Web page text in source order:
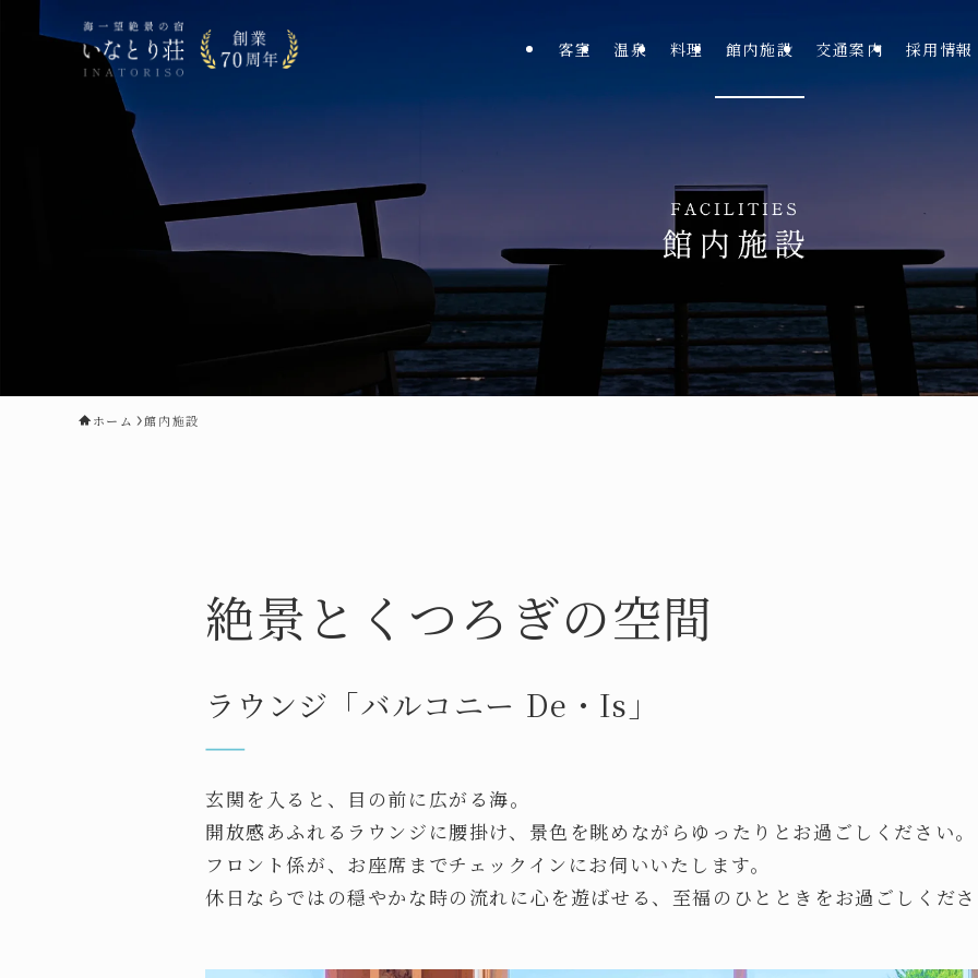
客室 温泉 料理 館内施設 交通案内 採用情報
ホーム 館内施設
絶景とくつろぎの空間
ラウンジ「バルコニー De・Is」
玄関を入ると、目の前に広がる海。
開放感あふれるラウンジに腰掛け、景色を眺めながらゆったりとお過ごしください。
フロント係が、お座席までチェックインにお伺いいたします。
休日ならではの穏やかな時の流れに心を遊ばせる、至福のひとときをお過ごしくだ